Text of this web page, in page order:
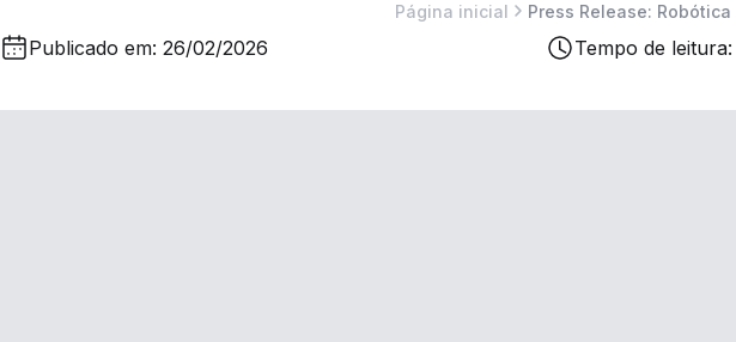
Página inicial Press Release:
Publicado em: 26/02/2026 Tempo de